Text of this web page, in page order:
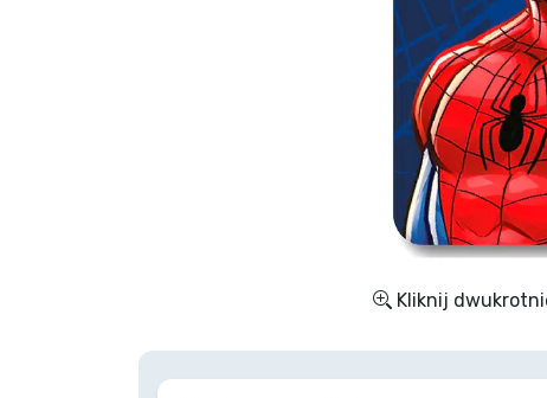
Kliknij
Rzeczy sportowe